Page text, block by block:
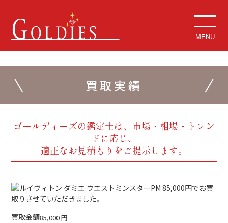
MENU
買取実績
ゴールディーズの鑑定士は、市場・相場・トレン
ドに応じ、
適正なお見積もりをご提示します。
買取金額85,000円